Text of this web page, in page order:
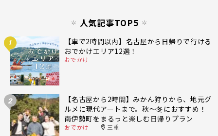
人気記事TOP5
1
【車で2時間以内】名古屋から日帰りで行ける
おでかけエリア12選！
おでかけ
2
【名古屋から2時間】みかん狩りから、地元グ
ルメに現代アートまで。秋〜冬におすすめ！
南伊勢町をまるっと楽しむ日帰りプラン
おでかけ 三重